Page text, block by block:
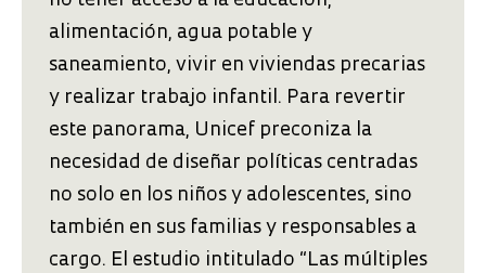
alimentación, agua potable y
saneamiento, vivir en viviendas precarias
y realizar trabajo infantil. Para revertir
este panorama, Unicef preconiza la
necesidad de diseñar políticas centradas
no solo en los niños y adolescentes, sino
también en sus familias y responsables a
cargo. El estudio intitulado “Las múltiples